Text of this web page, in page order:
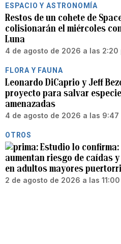
ESPACIO Y ASTRONOMÍA
Restos de un cohete de
colisionarán el miércoles
Luna
4 de agosto de 2026 a las 2:20
FLORA Y FAUNA
Leonardo DiCaprio y Jeff
proyecto para salvar
amenazadas
4 de agosto de 2026 a las 9:47
OTROS
Estudio lo
aumentan riesgo de caídas
en adultos mayores
2 de agosto de 2026 a las 11:00